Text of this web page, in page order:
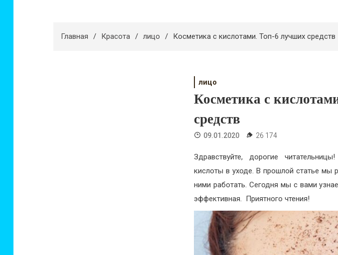
Главная Красота лицо Косметика с кислотами. Топ-6 лучших средств
лицо
Косметика с
средств
09.01.2020 26 174
Здравствуйте, дорогие
кислоты в уходе. В прошлой статье мы
ними работать. Сегодня мы с вами
эффективная. Приятного чтения!